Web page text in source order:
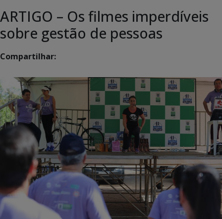
ARTIGO – Os filmes imperdíveis
sobre gestão de pessoas
Compartilhar: